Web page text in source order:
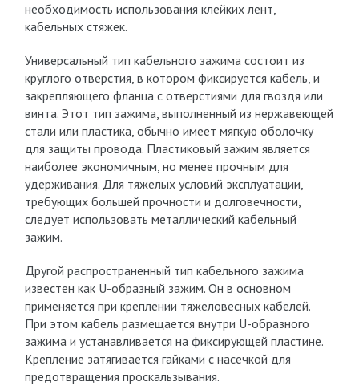
необходимость использования клейких лент,
кабельных стяжек.
Универсальный тип кабельного зажима состоит из
круглого отверстия, в котором фиксируется кабель, и
закрепляющего фланца с отверстиями для гвоздя или
винта. Этот тип зажима, выполненный из нержавеющей
стали или пластика, обычно имеет мягкую оболочку
для защиты провода. Пластиковый зажим является
наиболее экономичным, но менее прочным для
удерживания. Для тяжелых условий эксплуатации,
требующих большей прочности и долговечности,
следует использовать металлический кабельный
зажим.
Другой распространенный тип кабельного зажима
известен как U-образный зажим. Он в основном
применяется при креплении тяжеловесных кабелей.
При этом кабель размещается внутри U-образного
зажима и устанавливается на фиксирующей пластине.
Крепление затягивается гайками с насечкой для
предотвращения проскальзывания.